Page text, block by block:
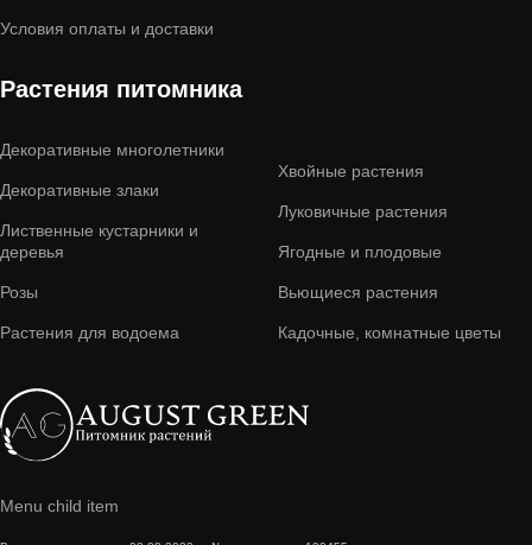
Условия оплаты и доставки
Растения питомника
Декоративные многолетники
Декоративные злаки
Лиственные кустарники и
деревья
Розы
Растения для водоема
Хвойные растения
Луковичные растения
Ягодные и плодовые
Вьющиеся растения
Кадочные, комнатные цветы
Menu child item